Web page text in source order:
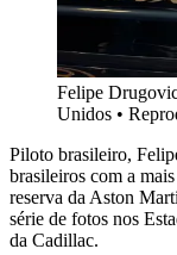
Felipe
Unidos •
Piloto brasileiro,
brasileiros com a
reserva da Aston
série de fotos nos
da Cadillac.